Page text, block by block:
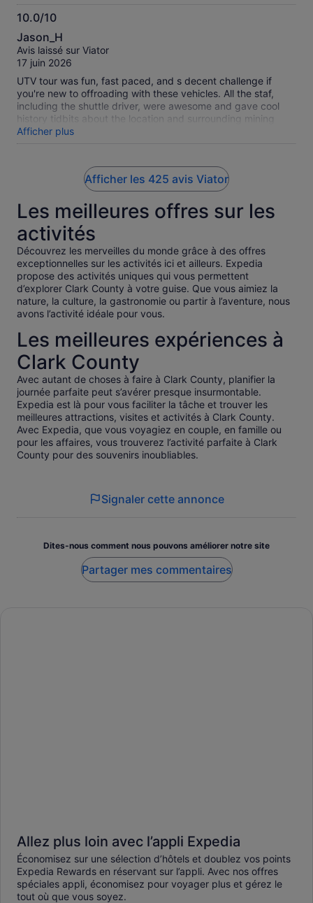
10.0/10
10.0
sur
10
Jason_H
Avis laissé sur Viator
17 juin 2026
UTV tour was fun, fast paced, and s decent challenge if
you're new to offroading with these vehicles. All the staf,
including the shuttle driver, were awesome and gave cool
history tidbits about the location and surrounding mining
town. If you're in town on business and wanna break away
for a bit of fun I highly recommend this place!
Afficher plus
Afficher les 425 avis Viator
Les meilleures offres sur les
activités
Découvrez les merveilles du monde grâce à des offres
exceptionnelles sur les activités ici et ailleurs. Expedia
propose des activités uniques qui vous permettent
d’explorer Clark County à votre guise. Que vous aimiez la
nature, la culture, la gastronomie ou partir à l’aventure, nous
avons l’activité idéale pour vous.
Les meilleures expériences à
Clark County
Avec autant de choses à faire à Clark County, planifier la
journée parfaite peut s’avérer presque insurmontable.
Expedia est là pour vous faciliter la tâche et trouver les
meilleures attractions, visites et activités à Clark County.
Avec Expedia, que vous voyagiez en couple, en famille ou
pour les affaires, vous trouverez l’activité parfaite à Clark
County pour des souvenirs inoubliables.
Signaler cette annonce
Dites-nous comment nous pouvons améliorer notre site
Partager mes commentaires
Allez plus loin avec l’appli Expedia
Économisez sur une sélection d’hôtels et doublez vos points
Expedia Rewards en réservant sur l’appli. Avec nos offres
spéciales appli, économisez pour voyager plus et gérez le
tout où que vous soyez.